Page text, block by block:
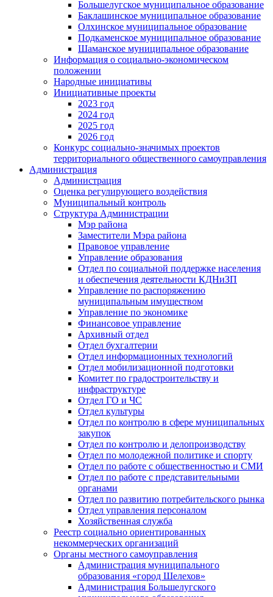
Большелугское муниципальное образование
Баклашинское муниципальное образование
Олхинское муниципальное образование
Подкаменское муниципальное образование
Шаманское муниципальное образование
Информация о социально-экономическом
положении
Народные инициативы
Инициативные проекты
2023 год
2024 год
2025 год
2026 год
Конкурс социально-значимых проектов
территориального общественного самоуправления
Администрация
Администрация
Оценка регулирующего воздействия
Муниципальный контроль
Структура Администрации
Мэр района
Заместители Мэра района
Правовое управление
Управление образования
Отдел по социальной поддержке населения
и обеспечения деятельности КДНиЗП
Управление по распоряжению
муниципальным имуществом
Управление по экономике
Финансовое управление
Архивный отдел
Отдел бухгалтерии
Отдел информационных технологий
Отдел мобилизационной подготовки
Комитет по градостроительству и
инфраструктуре
Отдел ГО и ЧС
Отдел культуры
Отдел по контролю в сфере муниципальных
закупок
Отдел по контролю и делопроизводству
Отдел по молодежной политике и спорту
Отдел по работе с общественностью и СМИ
Отдел по работе с представительными
органами
Отдел по развитию потребительского рынка
Отдел управления персоналом
Хозяйственная служба
Реестр социально ориентированных
некоммерческих организаций
Органы местного самоуправления
Администрация муниципального
образования «город Шелехов»
Администрация Большелугского